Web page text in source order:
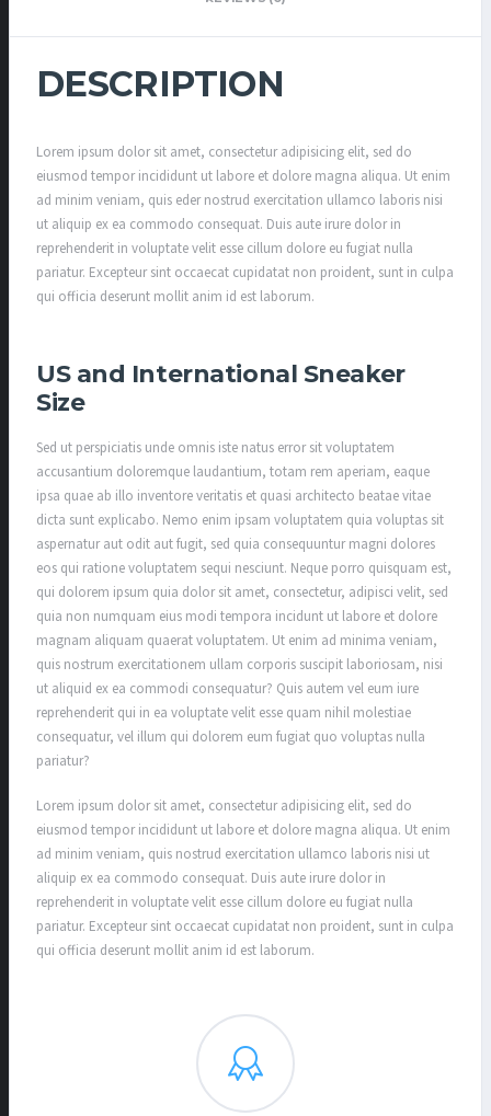
DESCRIPTION
Lorem ipsum dolor sit amet, consectetur adipisicing elit, sed do
eiusmod tempor incididunt ut labore et dolore magna aliqua. Ut enim
ad minim veniam, quis eder nostrud exercitation ullamco laboris nisi
ut aliquip ex ea commodo consequat. Duis aute irure dolor in
reprehenderit in voluptate velit esse cillum dolore eu fugiat nulla
pariatur. Excepteur sint occaecat cupidatat non proident, sunt in culpa
qui officia deserunt mollit anim id est laborum.
US and International Sneaker
Size
Sed ut perspiciatis unde omnis iste natus error sit voluptatem
accusantium doloremque laudantium, totam rem aperiam, eaque
ipsa quae ab illo inventore veritatis et quasi architecto beatae vitae
dicta sunt explicabo. Nemo enim ipsam voluptatem quia voluptas sit
aspernatur aut odit aut fugit, sed quia consequuntur magni dolores
eos qui ratione voluptatem sequi nesciunt. Neque porro quisquam est,
qui dolorem ipsum quia dolor sit amet, consectetur, adipisci velit, sed
quia non numquam eius modi tempora incidunt ut labore et dolore
magnam aliquam quaerat voluptatem. Ut enim ad minima veniam,
quis nostrum exercitationem ullam corporis suscipit laboriosam, nisi
ut aliquid ex ea commodi consequatur? Quis autem vel eum iure
reprehenderit qui in ea voluptate velit esse quam nihil molestiae
consequatur, vel illum qui dolorem eum fugiat quo voluptas nulla
pariatur?
Lorem ipsum dolor sit amet, consectetur adipisicing elit, sed do
eiusmod tempor incididunt ut labore et dolore magna aliqua. Ut enim
ad minim veniam, quis nostrud exercitation ullamco laboris nisi ut
aliquip ex ea commodo consequat. Duis aute irure dolor in
reprehenderit in voluptate velit esse cillum dolore eu fugiat nulla
pariatur. Excepteur sint occaecat cupidatat non proident, sunt in culpa
qui officia deserunt mollit anim id est laborum.